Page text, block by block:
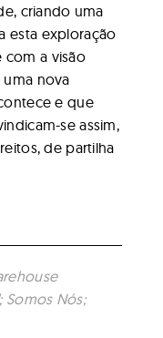
criando uma
esta exploração
a visão
nova
e que
se assim,
de partilha
Somos Nós;